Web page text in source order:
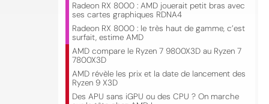
Radeon RX 8000 : AMD jouerait petit bras avec
ses cartes graphiques RDNA4
Radeon RX 8000 : le très haut de gamme, c’est
surfait, estime AMD
AMD compare le Ryzen 7 9800X3D au Ryzen 7
7800X3D
AMD révèle les prix et la date de lancement des
Ryzen 9 X3D
Des APU sans iGPU ou des CPU ? On marche